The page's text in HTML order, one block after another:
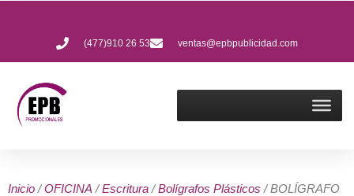
(477)910 26 53 ventas@epbpublicidad.com
Inicio /OFICINA /Escritura /Bolígrafos Plásticos / BOLÍGRAFO